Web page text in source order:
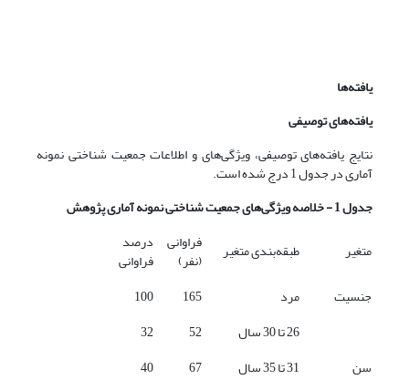
یافته‌ها
یافته‌های توصیفی
نتایج یافته‌های توصیفی، ویژگی‌های و اطلاعات جمعیت شناختی نمونه
آماری در جدول 1 درج شده است.
جدول 1 - خلاصه ویژگی‌های جمعیت شناختی نمونه آماری پژوهش
متغیر
طبقه‌بندی متغیر فراوانی
(نفر)
درصد
فراوانی
جنسیت
مرد 165
100
سن
26 تا 30 سال 52
32
31 تا 35 سال
67
40